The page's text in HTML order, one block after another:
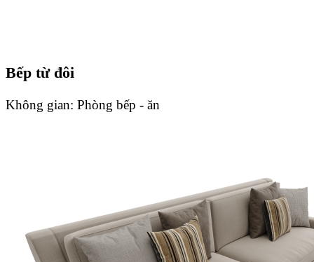
Bếp từ đôi
Không gian: Phòng bếp - ăn